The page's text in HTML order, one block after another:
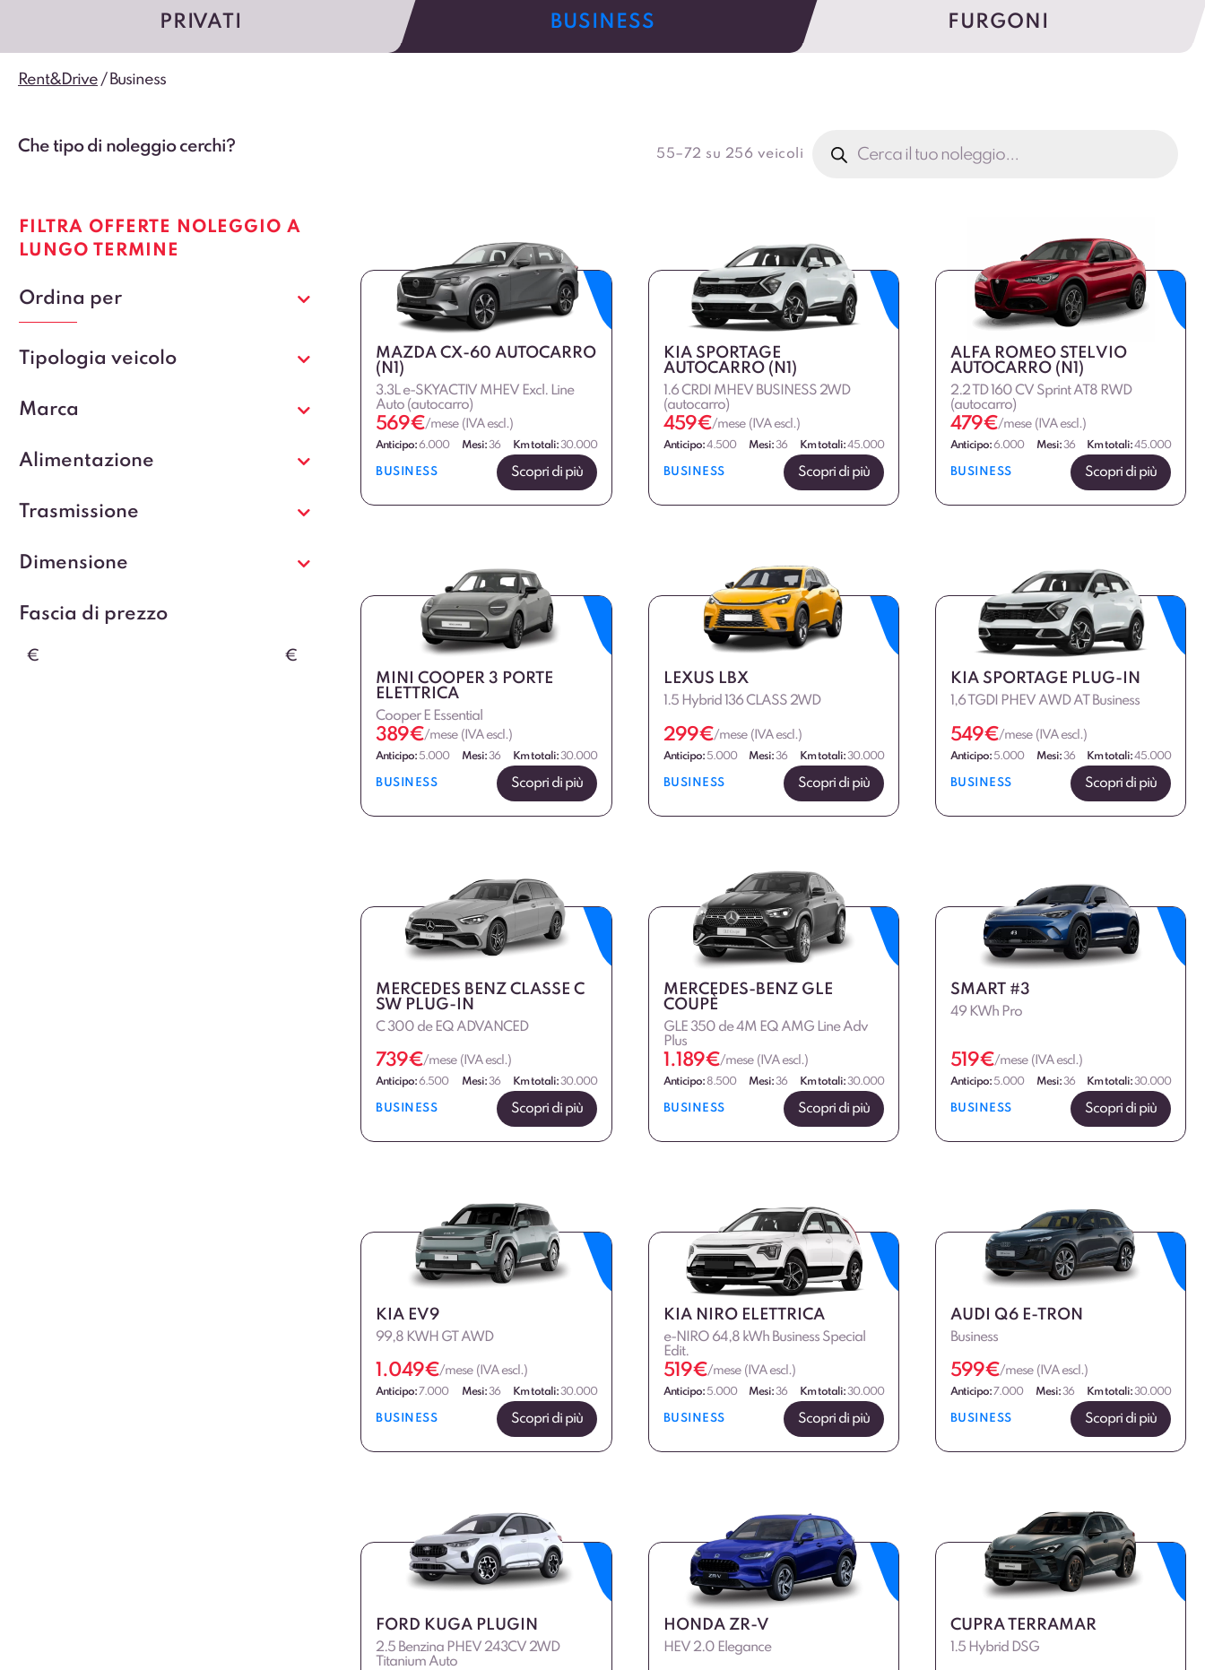
PRIVATI BUSINESS FURGONI
Rent&Drive / Business
Che tipo di noleggio cerchi? 55–72 su 256 veicoli
prodotti
MAZDA CX-60 AUTOCARRO
(N1)
3.3L e-SKYACTIV MHEV Excl. Line
Auto (autocarro)
569€/mese (IVA escl.)
Anticipo:6.000 Mesi:36 Km totali:30.000
BUSINESS Scopri di più
KIA SPORTAGE
AUTOCARRO (N1)
1.6 CRDI MHEV BUSINESS 2WD
(autocarro)
459€/mese (IVA escl.)
Anticipo:4.500 Mesi:36 Km totali:45.000
BUSINESS Scopri di più
ALFA ROMEO STELVIO
AUTOCARRO (N1)
2.2 TD 160 CV Sprint AT8 RWD
(autocarro)
479€/mese (IVA escl.)
Anticipo:6.000 Mesi:36 Km totali:45.000
BUSINESS Scopri di più
MINI COOPER 3 PORTE
ELETTRICA
Cooper E Essential
389€/mese (IVA escl.)
Anticipo: 5.000 Mesi:36 Km totali:30.000
BUSINESS Scopri di più
LEXUS LBX
1.5 Hybrid 136 CLASS 2WD
299€/mese (IVA escl.)
Anticipo:5.000 Mesi:36 Km totali:30.000
BUSINESS Scopri di più
KIA SPORTAGE PLUG-IN
1,6 TGDI PHEV AWD AT Business
549€/mese (IVA escl.)
Anticipo:5.000 Mesi:36 Km totali:45.000
BUSINESS Scopri di più
MERCEDES BENZ CLASSE C
SW PLUG-IN
C 300 de EQ ADVANCED
739€/mese (IVA escl.)
Anticipo:6.500 Mesi:36 Km totali:30.000
BUSINESS Scopri di più
MERCEDES-BENZ GLE
COUPÈ
GLE 350 de 4M EQ AMG Line Adv
Plus
1.189€/mese (IVA escl.)
Anticipo:8.500 Mesi:36 Km totali:30.000
BUSINESS Scopri di più
SMART #3
49 KWh Pro
519€/mese (IVA escl.)
Anticipo:5.000 Mesi:36 Km totali:30.000
BUSINESS Scopri di più
KIA EV9
99,8 KWH GT AWD
1.049€/mese (IVA escl.)
Anticipo:7.000 Mesi:36 Km totali:30.000
BUSINESS Scopri di più
KIA NIRO ELETTRICA
e-NIRO 64,8 kWh Business Special
Edit.
519€/mese (IVA escl.)
Anticipo:5.000 Mesi:36 Km totali:30.000
BUSINESS Scopri di più
AUDI Q6 E-TRON
Business
599€/mese (IVA escl.)
Anticipo:7.000 Mesi:36 Km totali:30.000
BUSINESS Scopri di più
FORD KUGA PLUGIN
2.5 Benzina PHEV 243CV 2WD
Titanium Auto
HONDA ZR-V
HEV 2.0 Elegance
CUPRA TERRAMAR
1.5 Hybrid DSG
FILTRA OFFERTE NOLEGGIO A
LUNGO TERMINE
Ordina per
Tipologia veicolo
Marca
Alimentazione
Trasmissione
Dimensione
Fascia di prezzo
€ €